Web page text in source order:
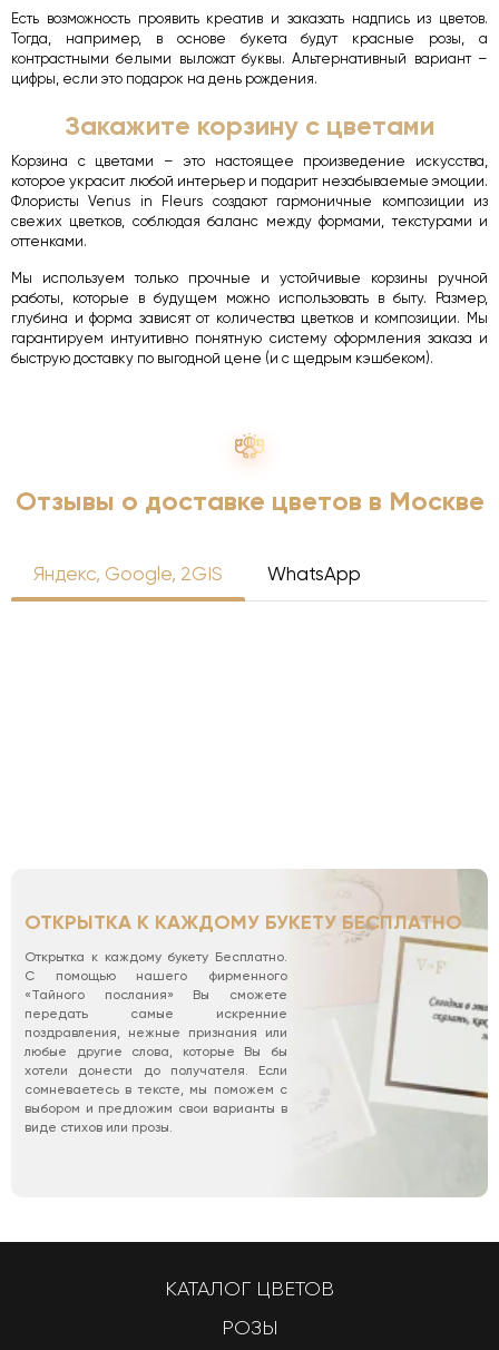
Есть возможность проявить креатив и заказать надпись из цветов.
Тогда, например, в основе букета будут красные розы, а
контрастными белыми выложат буквы. Альтернативный вариант –
цифры, если это подарок на день рождения.
Закажите корзину с цветами
Корзина с цветами – это настоящее произведение искусства,
которое украсит любой интерьер и подарит незабываемые эмоции.
Флористы Venus in Fleurs создают гармоничные композиции из
свежих цветков, соблюдая баланс между формами, текстурами и
оттенками.
Мы используем только прочные и устойчивые корзины ручной
работы, которые в будущем можно использовать в быту. Размер,
глубина и форма зависят от количества цветков и композиции. Мы
гарантируем интуитивно понятную систему оформления заказа и
быструю доставку по выгодной цене (и с щедрым кэшбеком).
Отзывы о доставке цветов в Москве
Яндекс, Google, 2GIS WhatsApp
ОТКРЫТКА К КАЖДОМУ БУКЕТУ БЕСПЛАТНО
Открытка к каждому букету Бесплатно.
С помощью нашего фирменного
«Тайного послания» Вы сможете
передать самые искренние
поздравления, нежные признания или
любые другие слова, которые Вы бы
хотели донести до получателя. Если
сомневаетесь в тексте, мы поможем с
выбором и предложим свои варианты в
виде стихов или прозы.
КАТАЛОГ ЦВЕТОВ
РОЗЫ